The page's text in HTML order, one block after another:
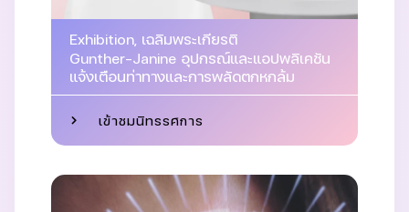
Exhibition, เฉลิมพระเกียรติ
Gunther-Janine อุปกรณ์และแอปพลิเคชัน
แจ้งเตือนท่าทางและการพลัดตกหกล้ม
เข้าชมนิทรรศการ